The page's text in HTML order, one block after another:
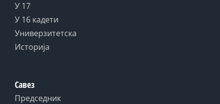
У 17
У 16 кадети
Универзитетска
Историја
Савез
Председник